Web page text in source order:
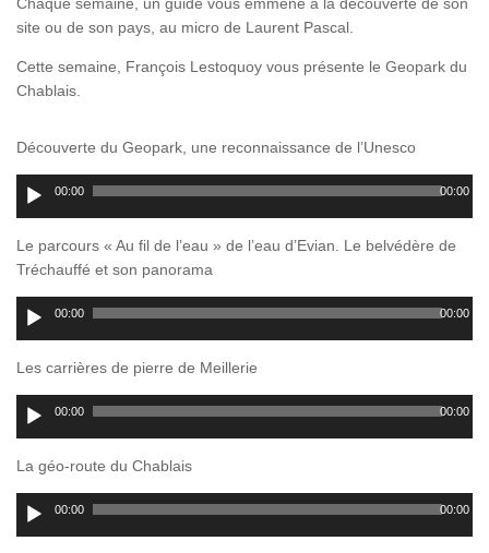
site ou de son pays, au micro de Laurent Pascal.
Cette semaine, François Lestoquoy vous présente le Geopark du
Chablais.
Découverte du Geopark, une reconnaissance de l’Unesco
Lecteur00:00 00:00
Le parcours « Au fil de l’eau » de l’eau d’Evian. Le belvédère de
Tréchauffé et son panorama
Lecteur00:00 00:00
Les carrières de pierre de Meillerie
Lecteur00:00 00:00
La géo-route du Chablais
Lecteur00:00 00:00